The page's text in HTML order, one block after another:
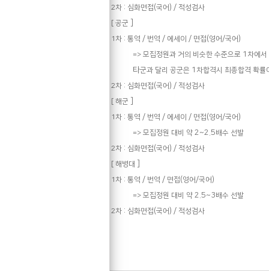
2차 : 심화면접(국어 ) / 적성검사
[ 공군
1 차 : 통역 / 번역 / 에세이 / 면접(영어 /국어 )
=> 모집정원과 거의 비슷한 수준으로 1 차에
타군과 달리 공군은 1 차합격시 최종합격 확률
2차 : 심화면접(국어 ) / 적성검사
[ 해군
1 차 : 통역 / 번역 / 에세이 / 면접(영어 /국어 )
=> 모집정원 대비 약 2~2.5배수 선발
2차 : 심화면접(국어 ) / 적성검사
[ 해병대
1 차 : 통역 / 번역 / 면접(영어 /국어 )
=> 모집정원 대비 약 2.5~3배수 선발
2차 : 심화면접(국어 ) / 적성검사